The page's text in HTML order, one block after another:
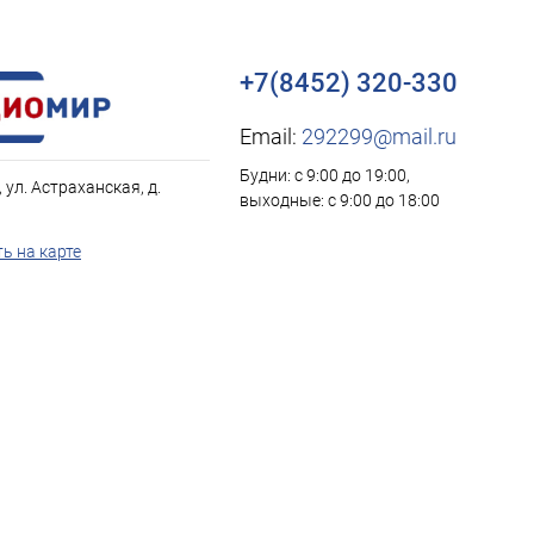
ул. Астраханская, д.
на карте
+7(8452) 320-330
Email: 292299@mail.ru
Будни: с 9:00 до 19:00,
выходные: с 9:00 до 18:00